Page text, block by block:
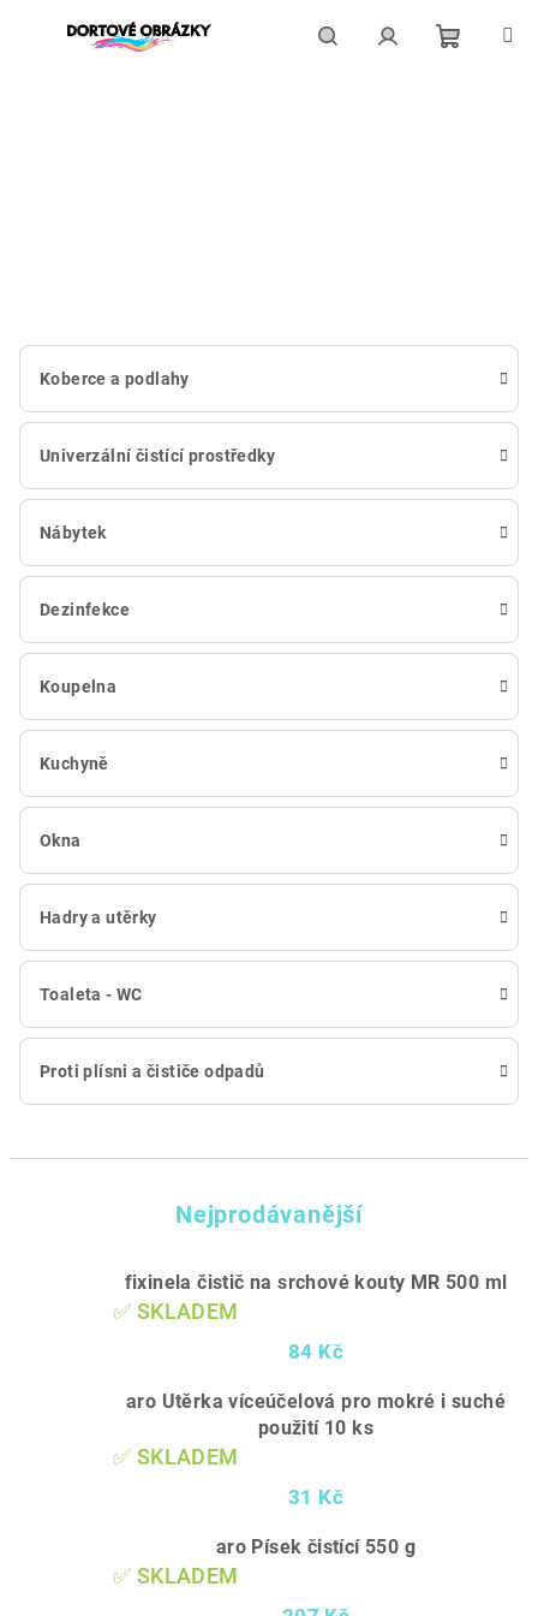
Koberce a podlahy
Univerzální čistící prostředky
Nábytek
Dezinfekce
Koupelna
Kuchyně
Okna
Hadry a utěrky
Toaleta - WC
Proti plísni a čističe odpadů
Nejprodávanější
fixinela čistič na srchové kouty MR 500 ml
✅ SKLADEM
84 Kč
aro Utěrka víceúčelová pro mokré i suché
použití 10 ks
✅ SKLADEM
31 Kč
aro Písek čistící 550 g
✅ SKLADEM